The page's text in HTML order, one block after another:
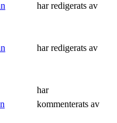
har redigerats av
har redigerats av
har
kommenterats av